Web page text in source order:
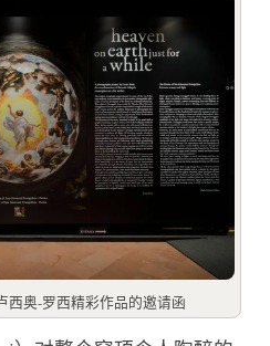
西奥-罗西精彩作品的邀请函